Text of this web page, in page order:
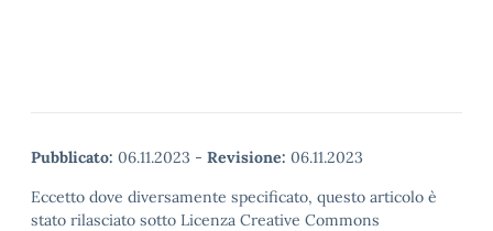
Pubblicato: 06.11.2023 - Revisione: 06.11.2023
Eccetto dove diversamente specificato, questo articolo è
stato rilasciato sotto Licenza Creative Commons